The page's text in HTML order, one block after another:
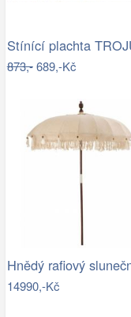
873,-689,-Kč
14990,-Kč